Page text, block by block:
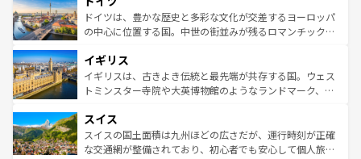
性で訪れる人を魅了する。 なお、新着のスペイン情報は コ
ンテンツ一覧を参照してほしい。
聖堂、美しいビーチ、そして豊かな自然が、訪れる者を心
から魅了する。また、フランスは美食の国としても知ら
いる。シャンパンの発祥地であるランス、プロヴァンスの
香り高いラベンダー畑など、多彩な楽しみ方が可能だ。さ
らに、パリ以外の地域にも魅力が溢れており、どの街角に
れる地方に足を運ぶとそれぞれで全く異なる文化を体験で
きるだろう。 なお、新着のフランス情報はコンテンツ一覧
を参照してほしい。
ドイツは、豊かな歴史と多彩な文化が交差するヨーロッパ
の中心に位置する国。中世の街並みが残るロマンチック街
顔を持つこの国は、どこを歩いても飽きることがない。ベ
ルリンの文化的活気、バイエルン州のアルプスの絶景、そ
してライン川沿いのワイン畑といった風景は必見。ビール
は、お酒好きな人にはぜひ体験してほしい。 なお、新着の
ドイツ情報はコンテンツ一覧を参照してほしい。
イギリス
イギリスは、古きよき伝統と最先端が共存する国。ウェス
トミンスター寺院や大英博物館のようなランドマーク、歴
リアごとに異なる魅力がある。また、優雅なアフタヌーン
ティー、ビール好きにはたまらない英国パブ、サッカー観
戦など、本場だからこそできる体験も豊富。イギリスを旅
スイス
スイスの国土面積は九州ほどの広さだが、運行時刻が正確
な交通網が整備されており、初心者でも安心して個人旅行